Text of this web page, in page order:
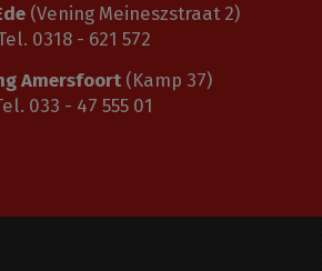
(Vening Meineszstraat 2)
0318 - 621 572
Amersfoort (Kamp 37)
033 - 47 555 01